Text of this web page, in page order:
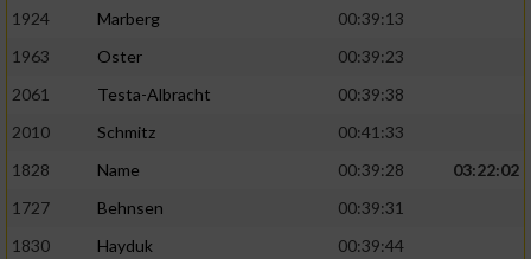
1924
Marberg
00:39:13
1963
Oster
00:39:23
2061
Testa-Albracht
00:39:38
2010
Schmitz
00:41:33
1828
Name 00:39:28
03:22:02
1727
Behnsen
00:39:31
1830
Hayduk
00:39:44